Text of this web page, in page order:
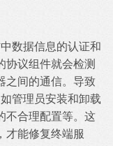
数据信息的认证和
协议组件就会检测
之间的通信。导致
管理员安装和卸载
不合理配置等。这
才能修复终端服